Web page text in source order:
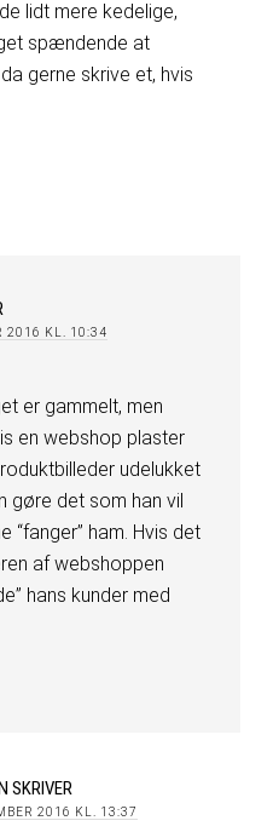
lidt mere kedelige,
spændende at
gerne skrive et, hvis
2016 KL. 10:34
er gammelt, men
en webshop plaster
udelukket
gøre det som han vil
“fanger” ham. Hvis det
af webshoppen
hans kunder med
SKRIVER
2016 KL. 13:37